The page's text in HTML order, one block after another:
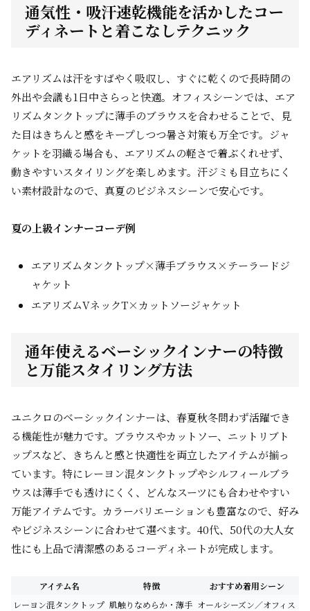
通気性・吸汗速乾機能を活かしたコー
ディネートと着こなしテクニック
エアリズムは汗をすばやく吸収し、すぐに乾くので長時間の
外出や会議も1日中さらっと快適。オフィスシーンでは、エア
リズムタンクトップに薄手のブラウスを合わせることで、見
た目はきちんと感をキープしつつ暑さ対策も万全です。ジャ
ケットを羽織る場合も、エアリズムの軽さで着ぶくれせず、
動きやすいスタイリングを楽しめます。汗ジミも目立ちにく
い素材設計なので、真夏のビジネスシーンで安心です。
夏の上級インナーコーデ例
エアリズムタンクトップ×薄手ブラウス×テーラードジ
ャケット
エアリズムVネックT×カットソージャケット
通年使えるベーシックインナーの特徴
と万能スタイリング方法
ユニクロのベーシックインナーは、春夏秋冬問わず活躍でき
る機能性が魅力です。ブラウスやカットソー、ニットリブト
ップスなど、きちんと感と快適性を両立したアイテムが揃っ
ています。特にレーヨン混タンクトップやシルフィールブラ
ウスは薄手でも透けにくく、どんなスーツにも合わせやすい
万能アイテムです。カラーバリエーションも豊富なので、好み
やビジネスシーンに合わせて選べます。40代、50代の大人女
性にも上品で清潔感のあるコーディネートが完成します。
アイテム名 特徴
おすすめ着用シーン
レーヨン混タンクトップ 肌触りなめらか・薄手 オールシーズン／オフィス